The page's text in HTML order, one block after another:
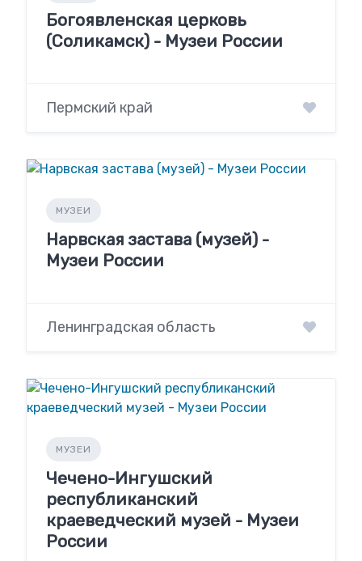
Богоявленская церковь
(Соликамск) - Музеи России
Пермский край
МУЗЕИ
Нарвская застава (музей) -
Музеи России
Ленинградская область
МУЗЕИ
Чечено-Ингушский
республиканский
краеведческий музей - Музеи
России